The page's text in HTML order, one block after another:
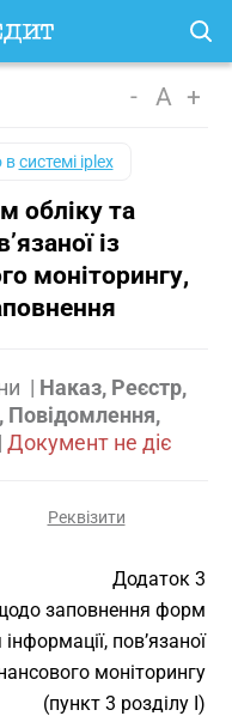
- A +
всистемі iplex
обліку та
із
моніторингу,
| Наказ, Реєстр,
Повідомлення,
| Документ не діє
Реквізити
Додаток 3
щодо заповнення форм
пов’язаної
моніторингу
(пункт 3 розділу I)